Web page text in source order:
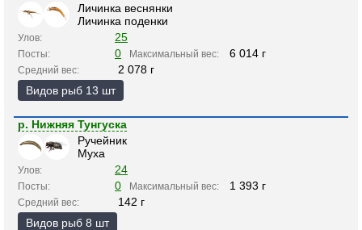
Личинка веснянки
Личинка поденки
Улов: 25
Посты: 0 Максимальный вес: 6 014 г
Средний вес:
2 078 г
Видов рыб 13 шт
р. Нижняя Тунгуска
Ручейник
Муха
Улов: 24
Посты: 0 Максимальный вес: 1 393 г
Средний вес:
142 г
Видов рыб 8 шт